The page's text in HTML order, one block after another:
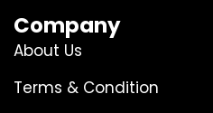
Company
About Us
Terms & Condition